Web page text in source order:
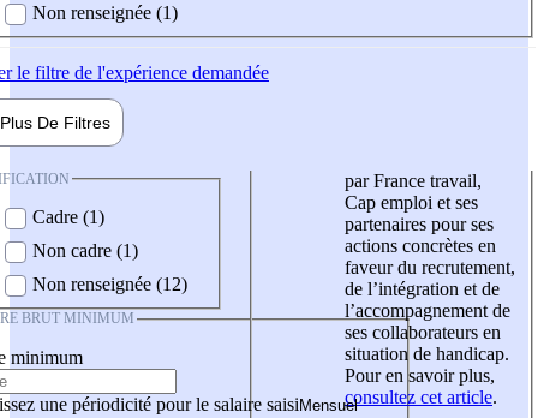
Non renseignée (1)
le filtre de l'expérience demandée
Plus De Filtres
Cadre (1)
Non cadre (1)
Non renseignée (12)
BRUT MINIMUM
minimum
une périodicité pour le salaire saisi
par France travail,
Cap emploi et ses
partenaires pour ses
actions concrètes en
faveur du recrutement,
de l’intégration et de
l’accompagnement de
ses collaborateurs en
situation de handicap.
Pour en savoir plus,
consultez cet article.